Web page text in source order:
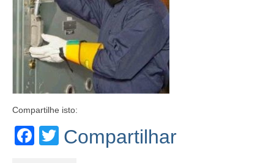
Compartilhe isto:
Facebook
Twitter
Compartilhar